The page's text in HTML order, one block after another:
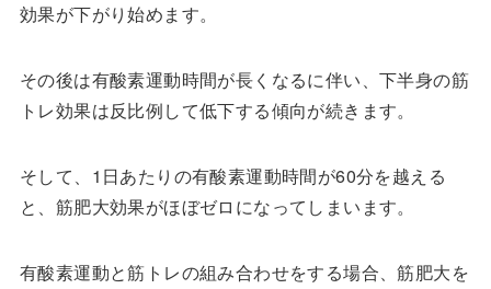
効果が下がり始めます。
その後は有酸素運動時間が長くなるに伴い、下半身の筋
トレ効果は反比例して低下する傾向が続きます。
そして、1日あたりの有酸素運動時間が60分を越える
と、筋肥大効果がほぼゼロになってしまいます。
有酸素運動と筋トレの組み合わせをする場合、筋肥大を